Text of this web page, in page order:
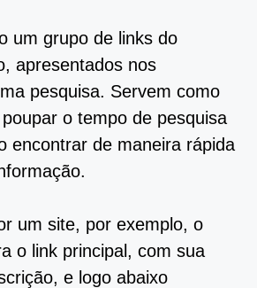
um grupo de links do
apresentados nos
pesquisa. Servem como
o tempo de pesquisa
encontrar de maneira rápida
um site, por exemplo, o
o link principal, com sua
e logo abaixo